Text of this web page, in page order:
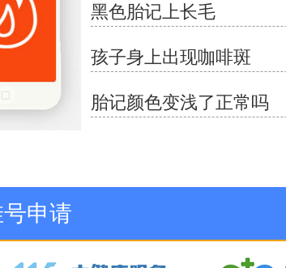
黑色胎记上长毛
孩子身上出现咖啡斑
胎记颜色变浅了正常吗
申请